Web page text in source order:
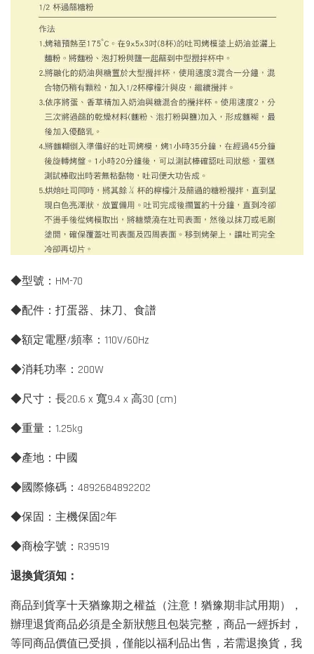
◆型號：HM-70
◆配件：打蛋器、抹刀、食譜
◆額定電壓/頻率：110V/60Hz
◆消耗功率：200W
◆尺寸：長20.6 x 寬9.4 x 高30 (cm)
◆重量：1.25kg
◆產地：中國
◆國際條碼：4892684892202
◆保固：主機保固2年
◆商檢字號：R39519
退換貨須知：
商品到貨享十天猶豫期之權益（注意！猶豫期非試用期），
辦理退貨商品必須是全新狀態且包裝完整，商品一經拆封，
等同商品價值已受損，僅能以福利品出售，若需退換貨，我